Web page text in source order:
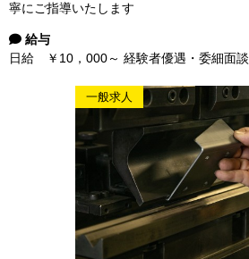
寧にご指導いたします
給与
日給 ￥10，000～ 経験者優遇・委細面談
一般求人